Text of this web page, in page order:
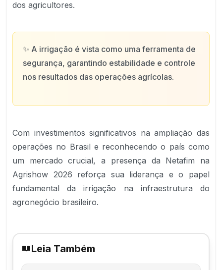
dos agricultores.
✨ A irrigação é vista como uma ferramenta de
segurança, garantindo estabilidade e controle
nos resultados das operações agrícolas.
Com investimentos significativos na ampliação das
operações no Brasil e reconhecendo o país como
um mercado crucial, a presença da Netafim na
Agrishow 2026 reforça sua liderança e o papel
fundamental da irrigação na infraestrutura do
agronegócio brasileiro.
Leia Também